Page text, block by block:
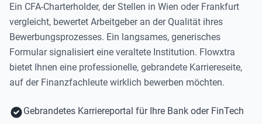
Ein CFA-Charterholder, der Stellen in Wien oder Frankfurt
vergleicht, bewertet Arbeitgeber an der Qualität ihres
Bewerbungsprozesses. Ein langsames, generisches
Formular signalisiert eine veraltete Institution. Flowxtra
bietet Ihnen eine professionelle, gebrandete Karriereseite,
auf der Finanzfachleute wirklich bewerben möchten.
Gebrandetes Karriereportal für Ihre Bank oder FinTech